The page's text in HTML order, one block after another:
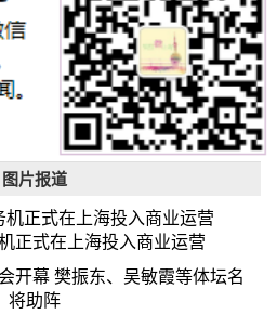
图片报道
正式在上海投入商业运营